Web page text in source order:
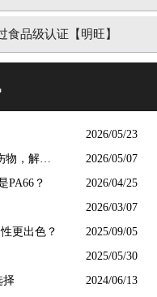
品级认证【明旺】
2026/05/23
物，解锁
2026/05/07
PA66？ 2026/04/25
2026/03/07
更出色？ 2025/09/05
2025/05/30
择 2024/06/13